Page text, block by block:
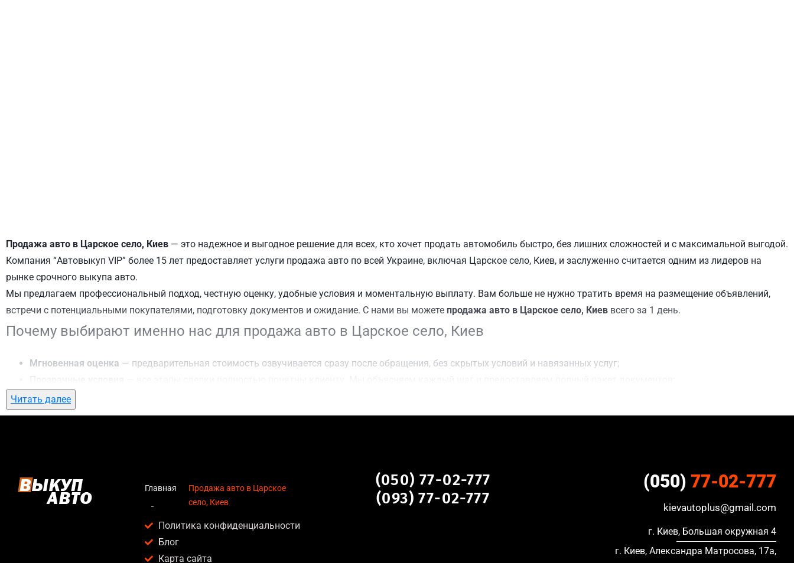
Продажа авто в Царское село, Киев — это надежное и выгодное решение для всех, кто хочет продать автомобиль быстро, без лишних сложностей и с максимальной выгодой.
Компания “Автовыкуп VIP” более 15 лет предоставляет услуги продажа авто по всей Украине, включая Царское село, Киев, и заслуженно считается одним из лидеров на
рынке срочного выкупа авто.
Мы предлагаем профессиональный подход, честную оценку, удобные условия и моментальную выплату. Вам больше не нужно тратить время на размещение объявлений,
встречи с потенциальными покупателями, подготовку документов и ожидание. С нами вы можете продажа авто в Царское село, Киев всего за 1 день.
Почему выбирают именно нас для продажа авто в Царское село, Киев
Мгновенная оценка — предварительная стоимость озвучивается сразу после обращения, без скрытых условий и навязанных услуг;
Гибкий подход
Честные цены— предлагаем до 95% от рыночной стоимости даже за авто после аварии или с пробегом;
Кому подойдет продажа авто в Царское село, Киев
Услуга продажа авто в Царское село, Киев актуальна для:
Владельцев автомобилей после аварии, когда восстановление экономически нецелесообразно;
Читать далее
Главная
Продажа авто в Царское
село, Киев
Политика конфиденциальности
Блог
Карта сайта
(050) 77-02-777
(093) 77-02-777
(050) 77-02-777
kievautoplus@gmail.com
г. Киев, Большая окружная 4
г. Киев, Александра Матросова, 17а,